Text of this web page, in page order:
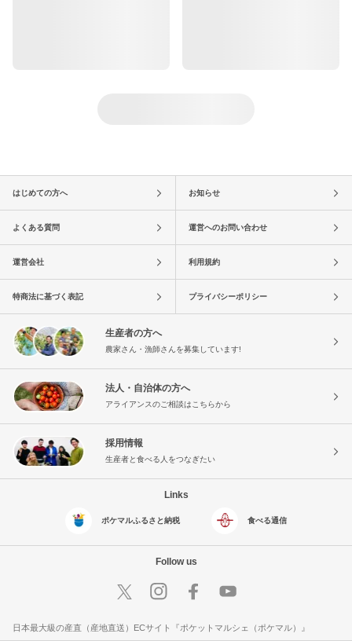
はじめての方へ お知らせ
よくある質問 運営へのお問い合わせ
運営会社 利用規約
特商法に基づく表記 プライバシーポリシー
生産者の方へ
農家さん・漁師さんを募集しています!
法人・自治体の方へ
アライアンスのご相談はこちらから
採用情報
生産者と食べる人をつなぎたい
Links
ポケマルふるさと納税 食べる通信
Follow us
日本最大級の産直（産地直送）ECサイト『ポケットマルシェ（ポケマル）』